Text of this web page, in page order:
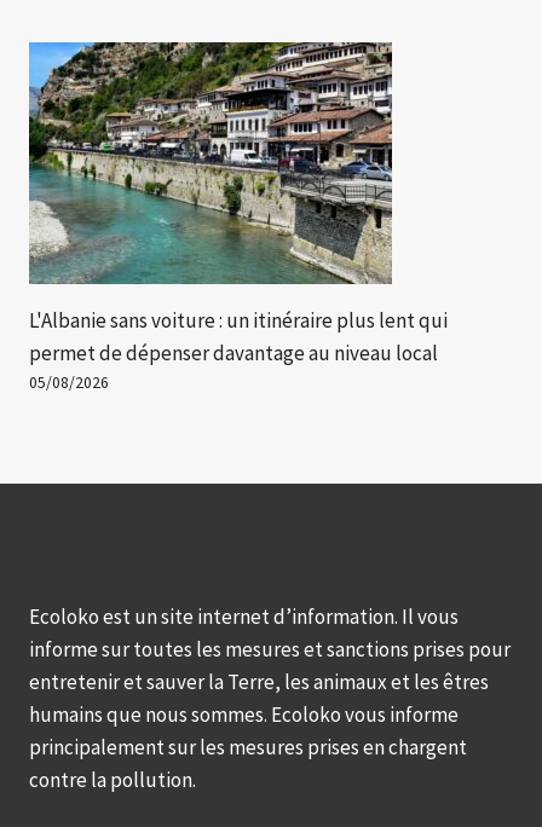
L'Albanie sans voiture : un itinéraire plus lent qui
permet de dépenser davantage au niveau local
05/08/2026
Ecoloko est un site internet d’information. Il vous
informe sur toutes les mesures et sanctions prises pour
entretenir et sauver la Terre, les animaux et les êtres
humains que nous sommes. Ecoloko vous informe
principalement sur les mesures prises en chargent
contre la pollution.